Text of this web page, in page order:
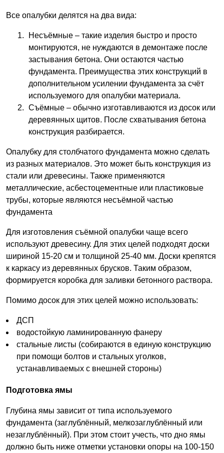
Все опалубки делятся на два вида:
Несъёмные – такие изделия быстро и просто
монтируются, не нуждаются в демонтаже после
застывания бетона. Они остаются частью
фундамента. Преимущества этих конструкций в
дополнительном усилении фундамента за счёт
используемого для опалубки материала.
Съёмные – обычно изготавливаются из досок или
деревянных щитов. После схватывания бетона
конструкция разбирается.
Опалубку для столбчатого фундамента можно сделать
из разных материалов. Это может быть конструкция из
стали или древесины. Также применяются
металлические, асбестоцементные или пластиковые
трубы, которые являются несъёмной частью
фундамента
Для изготовления съёмной опалубки чаще всего
используют древесину. Для этих целей подходят доски
шириной 15-20 см и толщиной 25-40 мм. Доски крепятся
к каркасу из деревянных брусков. Таким образом,
формируется коробка для заливки бетонного раствора.
Помимо досок для этих целей можно использовать:
ДСП
водостойкую ламинированную фанеру
стальные листы (собираются в единую конструкцию
при помощи болтов и стальных уголков,
устанавливаемых с внешней стороны)
Подготовка ямы
Глубина ямы зависит от типа используемого
фундамента (заглублённый, мелкозаглублённый или
незаглублённый). При этом стоит учесть, что дно ямы
должно быть ниже отметки установки опоры на 100-150